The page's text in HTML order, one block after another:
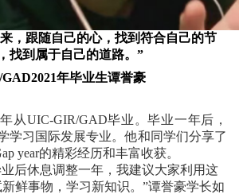
，跟随自己的心，找到符合自己的节
找到属于自己的道路。”
年毕业生谭誉豪
从UIC-GIR/GAD毕业。毕业一年后，
学习国际发展专业。他和同学们分享了
year的精彩经历和丰富收获。
后休息调整一年，我建议大家利用这
鲜事物，学习新知识。”谭誉豪学长如